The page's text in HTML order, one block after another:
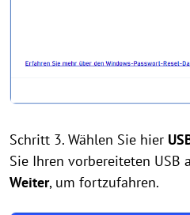
Schritt 3. Wählen Sie hier
Sie Ihren vorbereiteten USB
Weiter, um fortzufahren.